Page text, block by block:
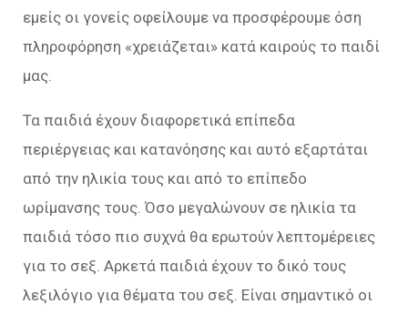
εμείς οι γονείς οφείλουμε να προσφέρουμε όση
πληροφόρηση «χρειάζεται» κατά καιρούς το παιδί
μας.
Τα παιδιά έχουν διαφορετικά επίπεδα
περιέργειας και κατανόησης και αυτό εξαρτάται
από την ηλικία τους και από το επίπεδο
ωρίμανσης τους. Όσο μεγαλώνουν σε ηλικία τα
παιδιά τόσο πιο συχνά θα ερωτούν λεπτομέρειες
για το σεξ. Αρκετά παιδιά έχουν το δικό τους
λεξιλόγιο για θέματα του σεξ. Είναι σημαντικό οι